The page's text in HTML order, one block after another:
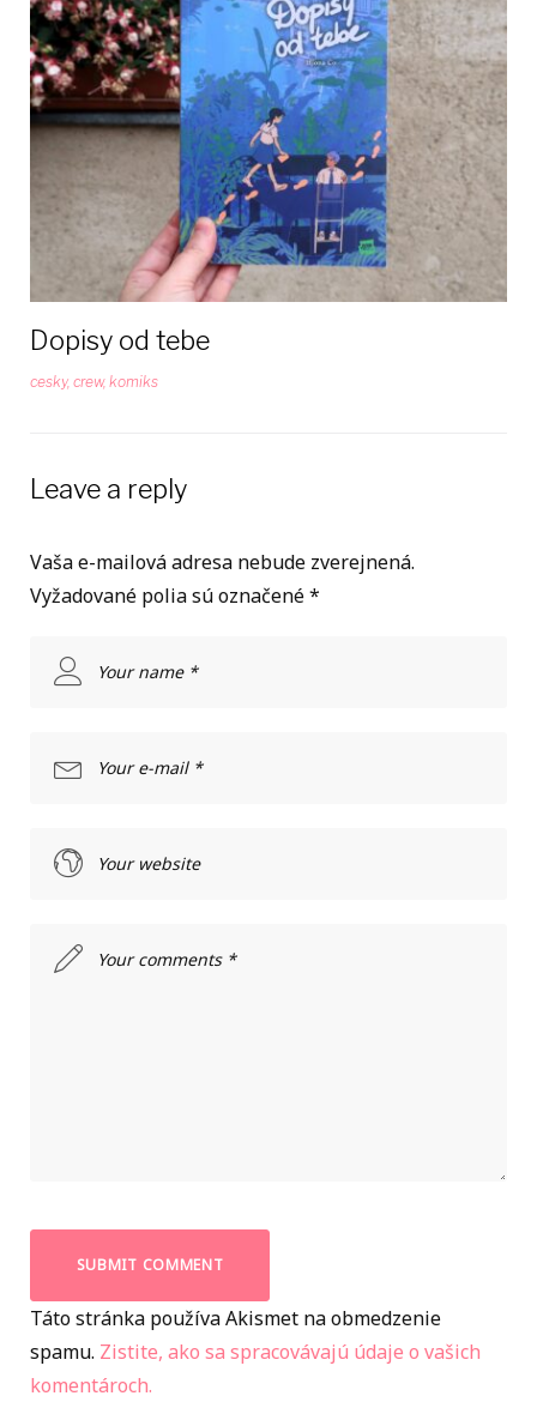
Dopisy od tebe
cesky, crew, komiks
Leave a reply
Vaša e-mailová adresa nebude zverejnená.
Vyžadované polia sú označené*
Táto stránka používa Akismet na obmedzenie
spamu. Zistite, ako sa spracovávajú údaje o vašich
komentároch.